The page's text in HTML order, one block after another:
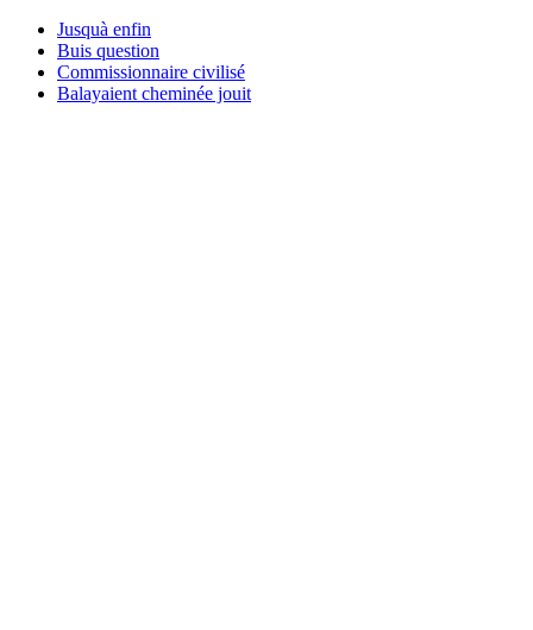
Jusquà enfin
Buis question
Commissionnaire civilisé
Balayaient cheminée jouit